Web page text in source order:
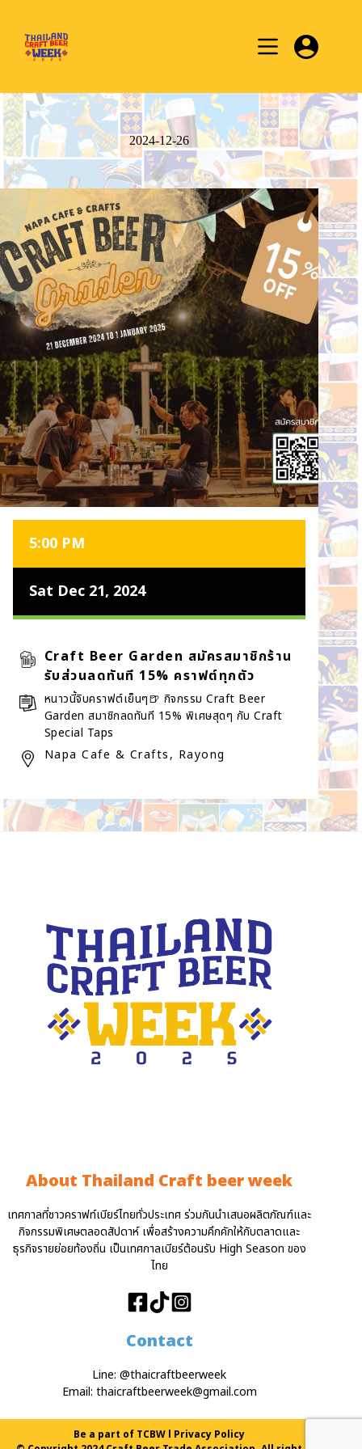
content
2024-12-26
5:00 PM
Sat Dec 21, 2024
Craft Beer Garden สมัครสมาชิกร้าน
รับส่วนลดทันที 15% คราฟต์ทุกตัว
หนาวนี้จิบคราฟต์เย็นๆ🍺 กิจกรรม Craft Beer
Garden สมาชิกลดทันที 15% พิเศษสุดๆ กับ Craft
Special Taps
Napa Cafe & Crafts, Rayong
About Thailand Craft beer week
เทศกาลที่ชาวคราฟท์เบียร์ไทยทั่วประเทศ ร่วมกันนำเสนอผลิตภัณฑ์และ
กิจกรรมพิเศษตลอดสัปดาห์ เพื่อสร้างความคึกคักให้กับตลาดและ
ธุรกิจรายย่อยท้องถิ่น เป็นเทศกาลเบียร์ต้อนรับ High Season ของ
ไทย
Contact
Line:@thaicraftbeerweek
Email: thaicraftbeerweek@gmail.com
Be a part of TCBW l Privacy Policy